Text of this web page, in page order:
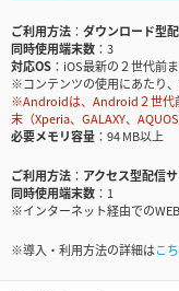
ご利用方法
ダウンロード型
同時使用端末数
3
対応OS
iOS最新の２世代前
※コンテンツの使用にあたり
※Androidは、Android２世代
末（Xperia、GALAXY、
必要メモリ容量
94 MB以上
ご利用方法
アクセス型配信
同時使用端末数
1
※インターネット経由での
※導入・利用方法の詳細はこ